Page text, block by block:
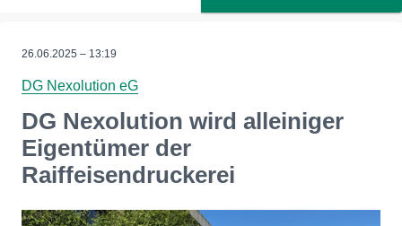
26.06.2025 – 13:19
DG Nexolution eG
DG Nexolution wird alleiniger
Eigentümer der
Raiffeisendruckerei